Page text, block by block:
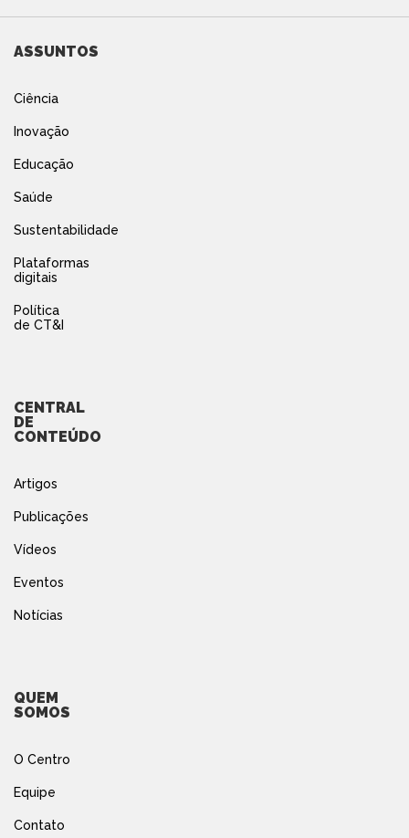
ASSUNTOS
Ciência
Inovação
Educação
Saúde
Sustentabilidade
Plataformas
digitais
Política
de CT&I
CENTRAL
DE
CONTEÚDO
Artigos
Publicações
Vídeos
Eventos
Notícias
QUEM
SOMOS
O Centro
Equipe
Contato